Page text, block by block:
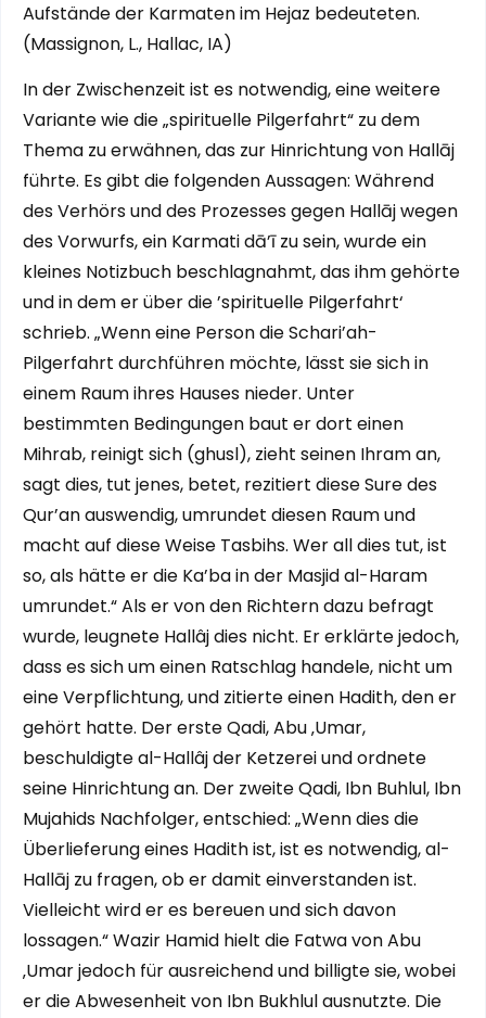
Aufstände der Karmaten im Hejaz bedeuteten.
(Massignon, L., Hallac, IA)
In der Zwischenzeit ist es notwendig, eine weitere
Variante wie die „spirituelle Pilgerfahrt“ zu dem
Thema zu erwähnen, das zur Hinrichtung von Hallāj
führte. Es gibt die folgenden Aussagen: Während
des Verhörs und des Prozesses gegen Hallāj wegen
des Vorwurfs, ein Karmati dā’ī zu sein, wurde ein
kleines Notizbuch beschlagnahmt, das ihm gehörte
und in dem er über die ’spirituelle Pilgerfahrt‘
schrieb. „Wenn eine Person die Schari’ah-
Pilgerfahrt durchführen möchte, lässt sie sich in
einem Raum ihres Hauses nieder. Unter
bestimmten Bedingungen baut er dort einen
Mihrab, reinigt sich (ghusl), zieht seinen Ihram an,
sagt dies, tut jenes, betet, rezitiert diese Sure des
Qur’an auswendig, umrundet diesen Raum und
macht auf diese Weise Tasbihs. Wer all dies tut, ist
so, als hätte er die Ka’ba in der Masjid al-Haram
umrundet.“ Als er von den Richtern dazu befragt
wurde, leugnete Hallâj dies nicht. Er erklärte jedoch,
dass es sich um einen Ratschlag handele, nicht um
eine Verpflichtung, und zitierte einen Hadith, den er
gehört hatte. Der erste Qadi, Abu ‚Umar,
beschuldigte al-Hallâj der Ketzerei und ordnete
seine Hinrichtung an. Der zweite Qadi, Ibn Buhlul, Ibn
Mujahids Nachfolger, entschied: „Wenn dies die
Überlieferung eines Hadith ist, ist es notwendig, al-
Hallāj zu fragen, ob er damit einverstanden ist.
Vielleicht wird er es bereuen und sich davon
lossagen.“ Wazir Hamid hielt die Fatwa von Abu
‚Umar jedoch für ausreichend und billigte sie, wobei
er die Abwesenheit von Ibn Bukhlul ausnutzte. Die